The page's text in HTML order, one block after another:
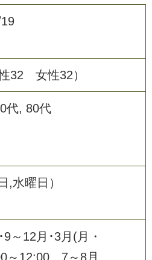
32 女性32）
代, 80代
,水曜日）
～12月･3月(月・
～12:00 7～8月